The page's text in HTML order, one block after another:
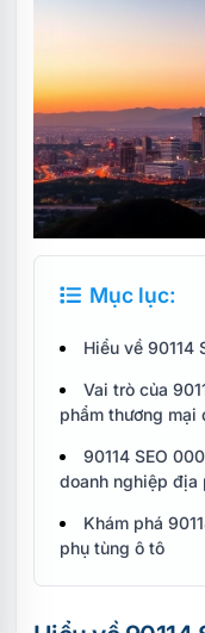
Mục lục:
Hiểu về 90114
Vai trò của
phẩm thương mại
90114 SEO
doanh nghiệp địa
Khám phá
phụ tùng ô tô